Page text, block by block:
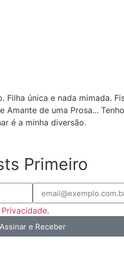
Filha única e nada mimada.
Amante de uma Prosa...
é a minha diversão.
Primeiro
.
Assinar e Receber